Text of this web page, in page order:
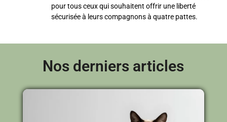
pour tous ceux qui souhaitent offrir une liberté
sécurisée à leurs compagnons à quatre pattes.
Nos derniers articles